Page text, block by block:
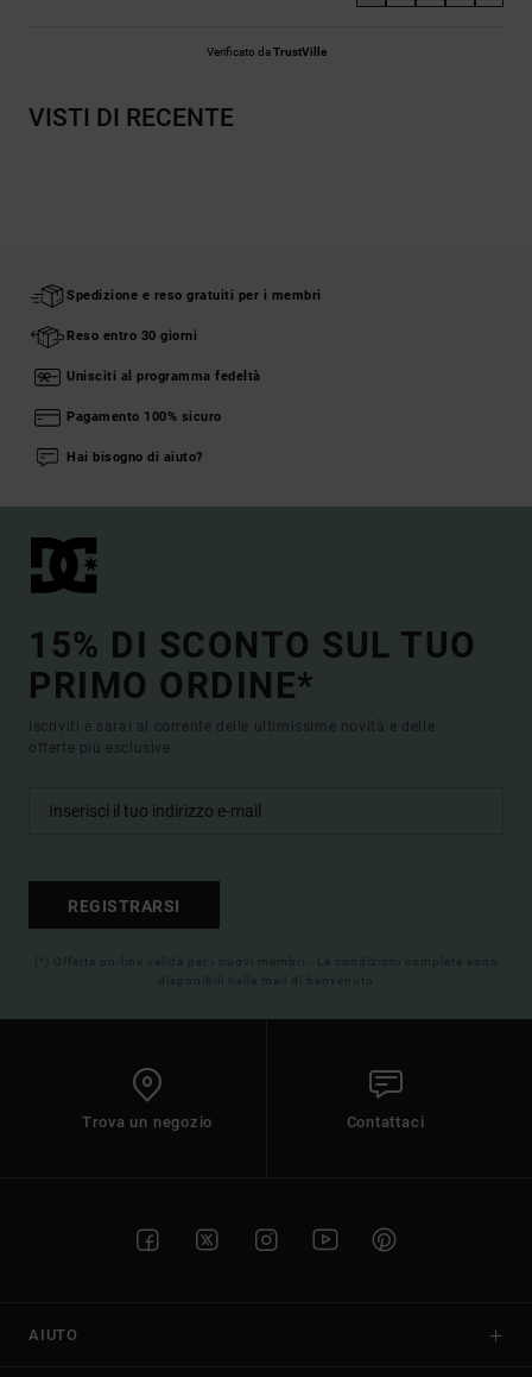
Verificato daTrustVille
VISTI DI RECENTE
Spedizione e reso gratuiti per i membri
Reso entro 30 giorni
Unisciti al programma fedeltà
Pagamento 100% sicuro
Hai bisogno di aiuto?
15% DI SCONTO SUL TUO
PRIMO ORDINE*
Iscriviti e sarai al corrente delle ultimissime novità e delle
offerte più esclusive.
REGISTRARSI
(*) Offerta on-line valida per i nuovi membri - Le condizioni complete sono
disponibili nella mail di benvenuto
Trova un negozio Contattaci
AIUTO